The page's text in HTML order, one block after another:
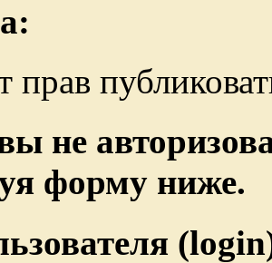
прав
не
форму ниже.